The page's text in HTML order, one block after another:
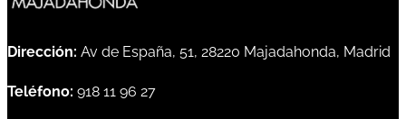
Dirección: Av de España, 51, 28220 Majadahonda, Madrid
Teléfono: 918 11 96 27